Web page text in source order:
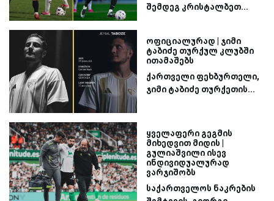
შემდეგ კრისტალბეთ...
ოფიციალურად | ჯიმი
ტაბიძე თურქულ კლუბში
ითამაშებს
ქართველი ფეხბურთელი,
ჯიმი ტაბიძე თურქეთის...
ყველაფერი გეგმის
მიხედვით მიდის |
გულიაშვილი ისევ
ინდივიდუალურად
ვარჯიშობს
საქართველოს ნაკრების